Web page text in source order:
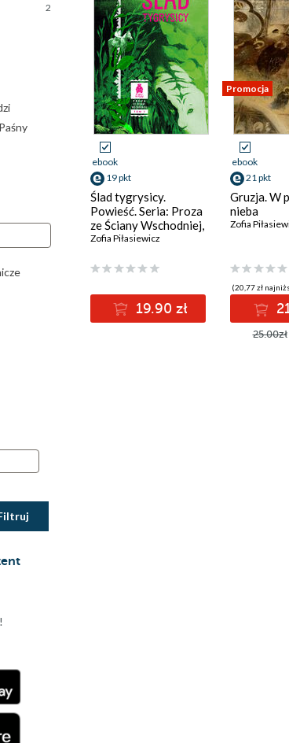
2
ebook
19 pkt
Ślad tygrysicy.
Powieść. Seria: Proza
ze Ściany Wschodniej,
tom 3
Zofia Piłasiewicz
19.90 zł
Promocja
ebook
21 pkt
Gruzja. W
nieba
Zofia
(20,77 zł
25.00zł